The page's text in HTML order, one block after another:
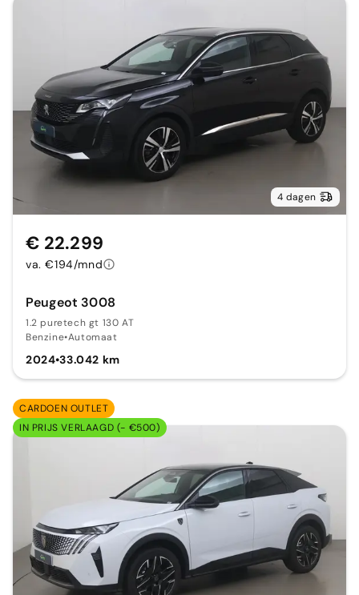
4 dagen
Peugeot 3008
1.2 puretech gt 130 AT
Benzine•Automaat
2024•33.042 km
€ 22.299
va. €194/mnd
CARDOEN OUTLET
IN PRIJS VERLAAGD (- €500)